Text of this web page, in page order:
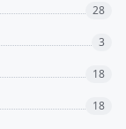
28
3
18
18